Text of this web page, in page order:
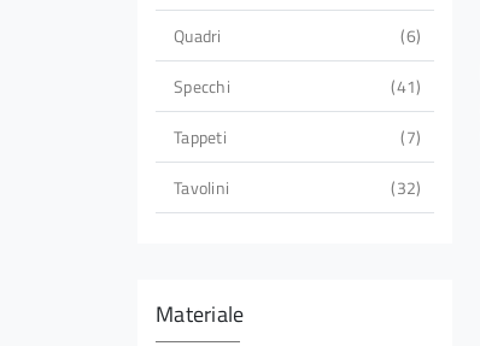
Quadri
6
Specchi
41
Tappeti
7
Tavolini
32
Materiale